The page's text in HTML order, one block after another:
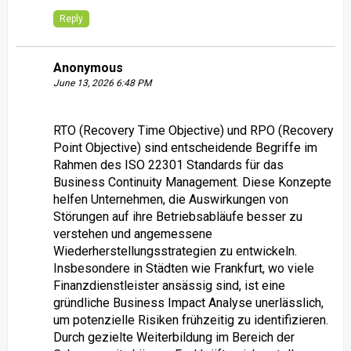
Reply
Anonymous
June 13, 2026 6:48 PM
RTO (Recovery Time Objective) und RPO (Recovery
Point Objective) sind entscheidende Begriffe im
Rahmen des ISO 22301 Standards für das
Business Continuity Management. Diese Konzepte
helfen Unternehmen, die Auswirkungen von
Störungen auf ihre Betriebsabläufe besser zu
verstehen und angemessene
Wiederherstellungsstrategien zu entwickeln.
Insbesondere in Städten wie Frankfurt, wo viele
Finanzdienstleister ansässig sind, ist eine
gründliche Business Impact Analyse unerlässlich,
um potenzielle Risiken frühzeitig zu identifizieren.
Durch gezielte Weiterbildung im Bereich der